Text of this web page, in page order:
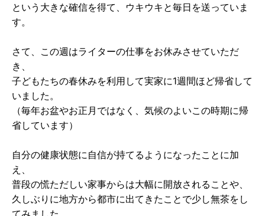
という大きな確信を得て、ウキウキと毎日を送っていま
す。
さて、この週はライターの仕事をお休みさせていただ
き、
子どもたちの春休みを利用して実家に1週間ほど帰省して
いました。
（毎年お盆やお正月ではなく、気候のよいこの時期に帰
省しています）
自分の健康状態に自信が持てるようになったことに加
え、
普段の慌ただしい家事からは大幅に開放されることや、
久しぶりに地方から都市に出てきたことで少し無茶をし
てみました。